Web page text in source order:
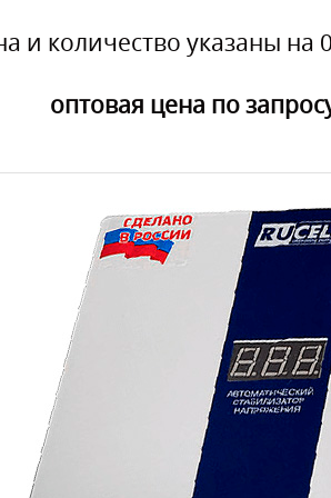
и количество указаны на
оптовая цена по